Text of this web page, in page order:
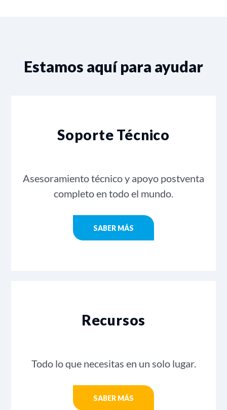
Estamos aquí para ayudar
Soporte Técnico
Asesoramiento técnico y apoyo postventa
completo en todo el mundo.
SABER MÁS
Recursos
Todo lo que necesitas en un solo lugar.
SABER MÁS